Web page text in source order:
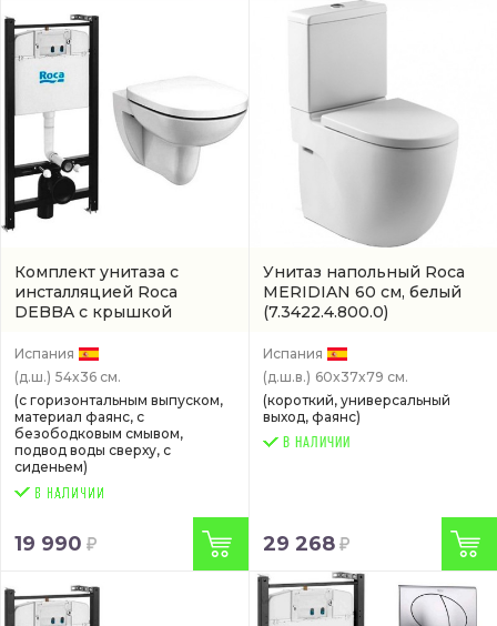
Комплект унитаза с
инсталляцией Roca
DEBBA с крышкой
безободковый, белый
(арт. 893104980)
Испания
(д.ш.) 54x36 см.
(с горизонтальным выпуском,
материал фаянс, с
безободковым смывом,
подвод воды сверху, с
сиденьем)
19 990
Унитаз напольный Roca
MERIDIAN 60 см, белый
(7.3422.4.800.0)
Испания
(д.ш.в.) 60x37x79 см.
(короткий, универсальный
выход, фаянс)
В НАЛИЧИИ
29 268